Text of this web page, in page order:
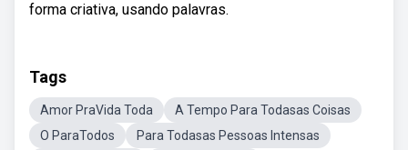
forma criativa, usando palavras.
Tags
Amor PraVida Toda
A Tempo Para Todasas Coisas
O ParaTodos
Para Todasas Pessoas Intensas